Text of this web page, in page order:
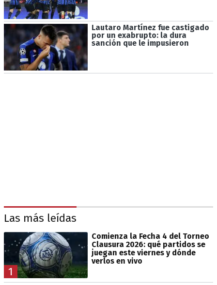
Lautaro Martínez fue castigado
por un exabrupto: la dura
sanción que le impusieron
Las más leídas
1
Comienza la Fecha 4 del Torneo
Clausura 2026: qué partidos se
juegan este viernes y dónde
verlos en vivo